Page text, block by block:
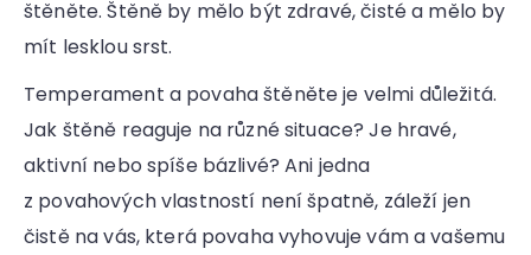
štěněte. Štěně by mělo být zdravé, čisté a mělo by
mít lesklou srst.
Temperament a povaha štěněte je velmi důležitá.
Jak štěně reaguje na různé situace? Je hravé,
aktivní nebo spíše bázlivé? Ani jedna
z povahových vlastností není špatně, záleží jen
čistě na vás, která povaha vyhovuje vám a vašemu